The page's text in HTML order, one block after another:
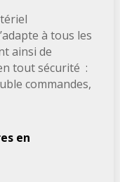
à tous les
ainsi de
tout sécurité :
commandes,
en